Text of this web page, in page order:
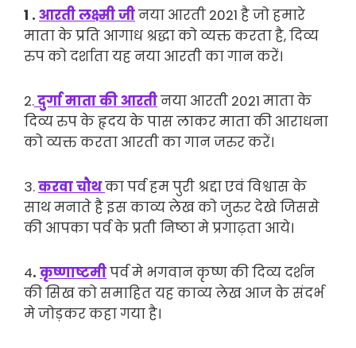
1 . आरती लक्ष्मी जीनया आरती 2021 है जो हमारे
माता के प्रति आगाध श्रद्धा को व्यक्त करता है, दिव्य
रुप को दर्शाता यह नया आरती का गान करें।
2.दुर्गा माता की आरतीनया आरती 2021 माता के
दिव्य रुप के हृदय के पास लाकर माता की आराधना
को व्यक्त करता आरती का गान जरुर करें।
3.करवा चौथका पर्व हम पुरी श्रद्दा एवं विश्वास के
साथ मनाते है इस काव्य लेख को जुरुर देखे जिससे
की आपका पर्व के प्रती निष्ठा मे प्रगाढ़ता आये।
4. कृष्णाष्टमीपर्व मे भगवान कृष्ण की दिव्य दर्शन
की सिख को समाहित यह काव्य लेख आज के संदर्भ
मे जोड़कर कहा गया है।